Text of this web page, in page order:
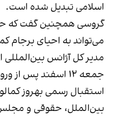
اسلامی تبدیل شده است.
گروسی همچنین گفت که
می‌تواند به احیای برجام
مدیر کل آژانس بین‌المللی
جمعه ۱۲ اسفند پس
استقبال رسمی بهروز
بین‌الملل، حقوقی و مجلس